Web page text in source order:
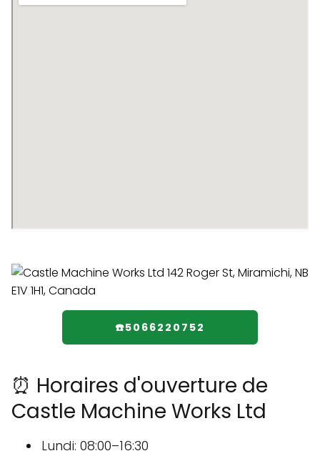
☎️5066220752
⏰ Horaires d'ouverture de
Castle Machine Works Ltd
Lundi: 08:00–16:30